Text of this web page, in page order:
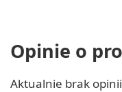
Opinie o
Aktualnie brak